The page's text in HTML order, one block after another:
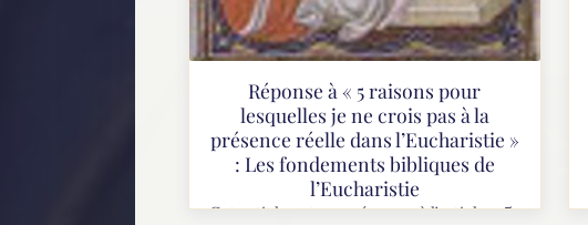
Réponse à « 5 raisons pour
lesquelles je ne crois pas à la
présence réelle dans l’Eucharistie »
: Les fondements bibliques de
l’Eucharistie
Cet article est une réponse à l’article « 5